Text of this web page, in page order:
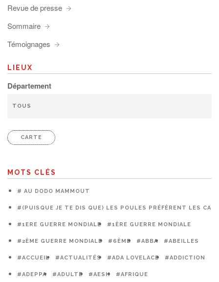
Revue de presse
Sommaire
Témoignages
LIEUX
Département
CARTE
MOTS CLÉS
# AU DODO MAMMOUT
#(PUISQUE JE TE DIS QUE) LES POULES PRÉFÈRENT LES
#1ERE GUERRE MONDIALE #1ÈRE GUERRE MONDIALE
#2ÈME GUERRE MONDIALE #6ÈME #ABBA #ABEILLES
#ACCUEIL #ACTUALITÉS #ADA LOVELACE #ADDICTION
#ADEPPA #ADULTE #AESH #AFRIQUE